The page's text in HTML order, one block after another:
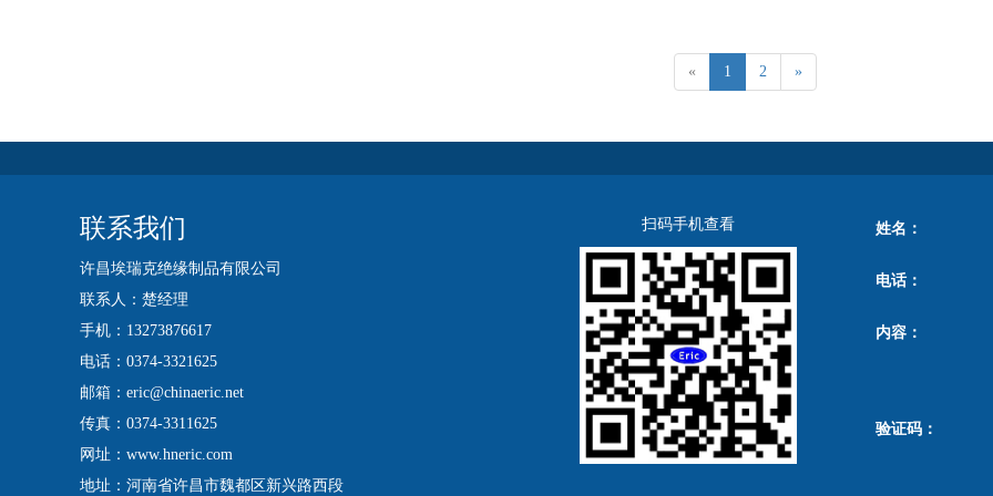
« 1 2 »
联系我们
许昌埃瑞克绝缘制品有限公司
联系人：楚经理
手机：13273876617
电话：0374-3321625
邮箱：eric@chinaeric.net
传真：0374-3311625
网址：www.hneric.com
地址：河南省许昌市魏都区新兴路西段
扫码手机查看 姓名：
电话：
内容：
验证码：